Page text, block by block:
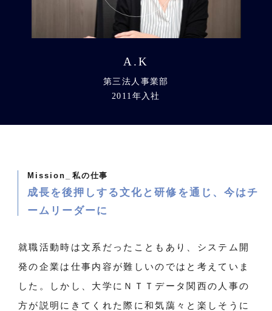
A.K
第三法人事業部
2011年入社
Mission_ 私の仕事
成長を後押しする文化と研修を通じ、今はチ
ームリーダーに
就職活動時は文系だったこともあり、システム開
発の企業は仕事内容が難しいのではと考えていま
した。しかし、大学にＮＴＴデータ関西の人事の
方が説明にきてくれた際に和気藹々と楽しそうに